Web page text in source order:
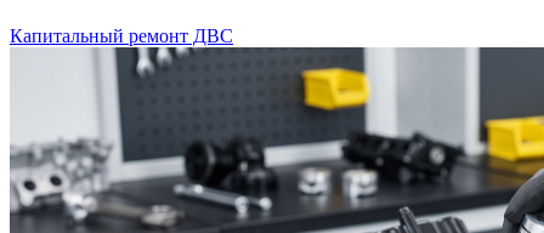
Капитальный ремонт ДВС